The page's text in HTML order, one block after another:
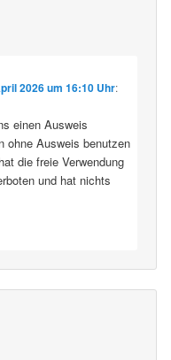
2026 um 16:10 Uhr:
einen Ausweis
ohne Ausweis benutzen
die freie Verwendung
und hat nichts